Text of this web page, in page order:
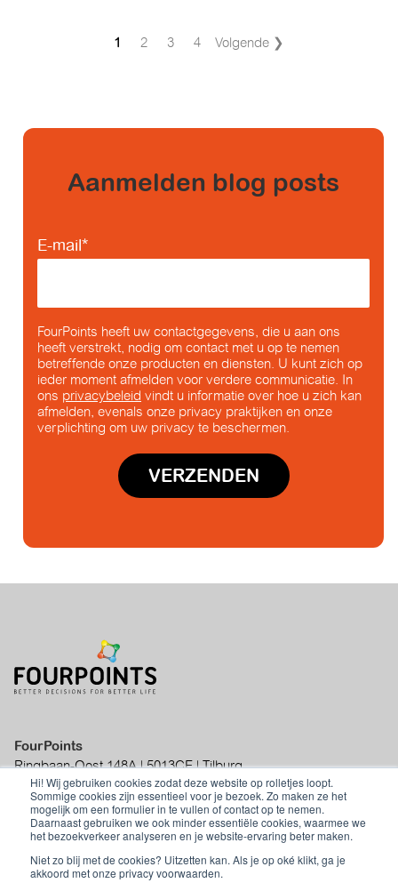
Hi! Wij gebruiken cookies zodat deze website op rolletjes loopt.
Sommige cookies zijn essentieel voor je bezoek. Zo maken ze het
mogelijk om een formulier in te vullen of contact op te nemen.
Daarnaast gebruiken we ook minder essentiële cookies, waarmee we
het bezoekverkeer analyseren en je website-ervaring beter maken.
Niet zo blij met de cookies? Uitzetten kan. Als je op oké klikt, ga je
akkoord met onze privacy voorwaarden.
1 2 3 4 Volgende ❯
Aanmelden blog posts
E-mail*
FourPoints heeft uw contactgegevens, die u aan ons
heeft verstrekt, nodig om contact met u op te nemen
betreffende onze producten en diensten. U kunt zich op
ieder moment afmelden voor verdere communicatie. In
ons privacybeleid vindt u informatie over hoe u zich kan
afmelden, evenals onze privacy praktijken en onze
verplichting om uw privacy te beschermen.
FourPoints
Ringbaan-Oost 148A | 5013CE | Tilburg
info@fourpoints.nl|+31 (0)70 - 219 01